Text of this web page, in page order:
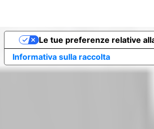
Informativa sulla raccolta
Le tue preferenze relative